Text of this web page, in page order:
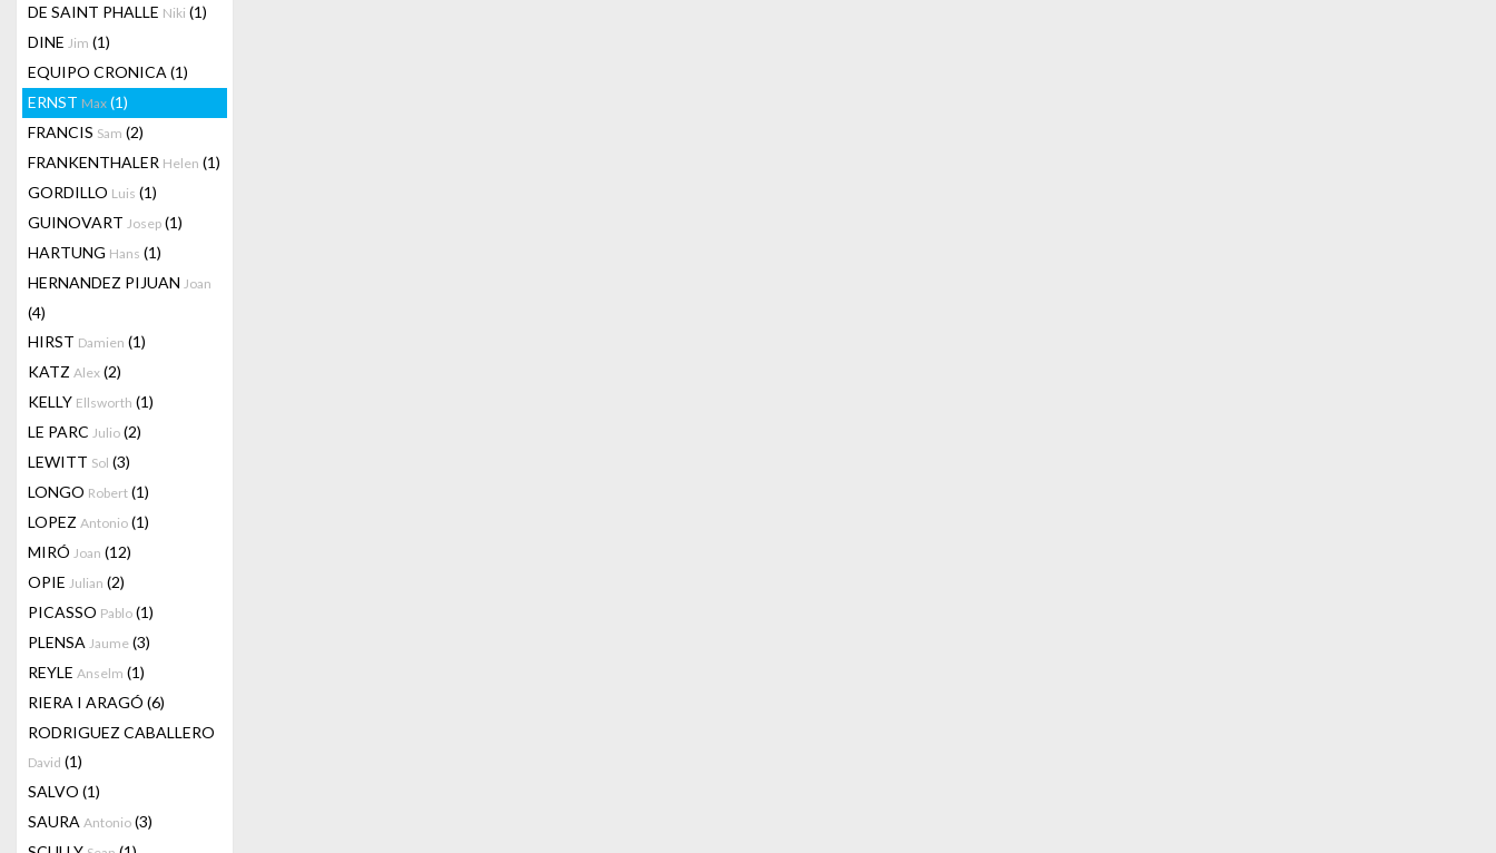
DE SAINT PHALLE Niki (1)
DINE Jim (1)
EQUIPO CRONICA (1)
ERNST Max (1)
FRANCIS Sam (2)
FRANKENTHALER Helen (1)
GORDILLO Luis (1)
GUINOVART Josep (1)
HARTUNG Hans (1)
HERNANDEZ PIJUAN Joan
(4)
HIRST Damien (1)
KATZ Alex (2)
KELLY Ellsworth (1)
LE PARC Julio (2)
LEWITT Sol (3)
LONGO Robert (1)
LOPEZ Antonio (1)
MIRÓ Joan (12)
OPIE Julian (2)
PICASSO Pablo (1)
PLENSA Jaume (3)
REYLE Anselm (1)
RIERA I ARAGÓ (6)
RODRIGUEZ CABALLERO
David (1)
SALVO (1)
SAURA Antonio (3)